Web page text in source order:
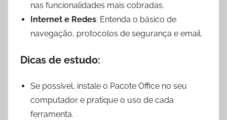
nas funcionalidades mais cobradas.
Internet e Redes: Entenda o básico de
navegação, protocolos de segurança e email.
Dicas de estudo:
Se possível, instale o Pacote Office no seu
computador e pratique o uso de cada
ferramenta.